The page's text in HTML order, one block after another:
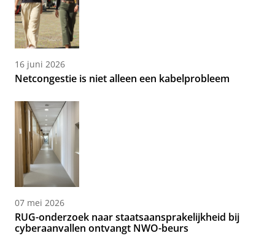
16 juni 2026
Netcongestie is niet alleen een kabelprobleem
07 mei 2026
RUG-onderzoek naar staatsaansprakelijkheid bij
cyberaanvallen ontvangt NWO-beurs